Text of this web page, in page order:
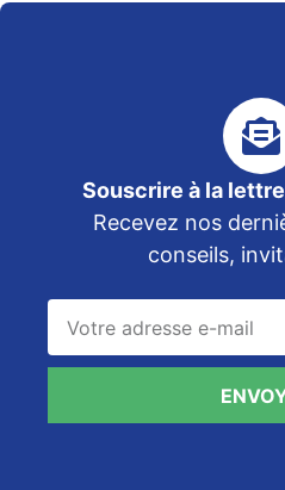
Souscrire à la
Recevez nos
conseils,